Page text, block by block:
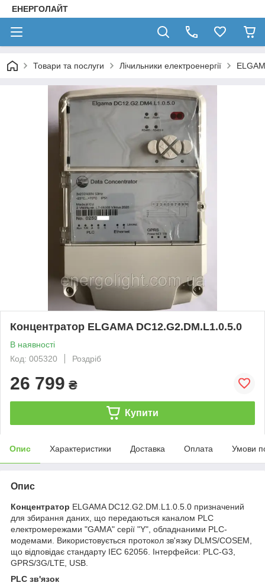
ЕНЕРГОЛАЙТ
Товари та послуги Лічильники електроенергії
Концентратор ELGAMA DC12.G2.DM.L1.0.5.0
В наявності
Код: 005320
Роздріб
26 799 ₴
Купити
Опис Характеристики Доставка Оплата Умови
Опис
Концентратор ELGAMA DC12.G2.DM.L1.0.5.0 призначений
для збирання даних, що передаються каналом PLC
електромережами "GAMA" серії "Y", обладнаними PLC-
модемами. Використовується протокол зв'язку DLMS/COSEM,
що відповідає стандарту IEC 62056. Інтерфейси: PLC-G3,
GPRS/3G/LTE, USB.
PLC зв'язок